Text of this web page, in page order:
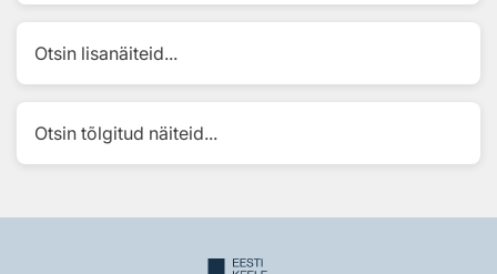
Otsin lisanäiteid...
Otsin tõlgitud näiteid...